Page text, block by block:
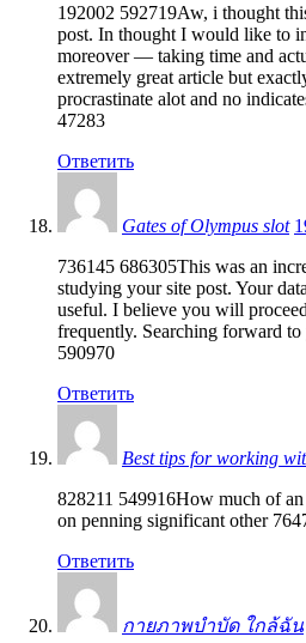
192002 592719Aw, i thought
post. In thought I would like to
moreover — taking time and
extremely great article but
procrastinate alot and no
47283
Ответить
Gates of Olympus slot
736145 686305This was an
studying your site post. Your
useful. I believe you will
frequently. Searching forward to
590970
Ответить
Best tips for working
828211 549916How much of
on penning significant other
Ответить
กายภาพบำบัด ใกล้ฉัน